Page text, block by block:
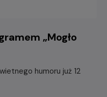
„Mogło
humoru już 12